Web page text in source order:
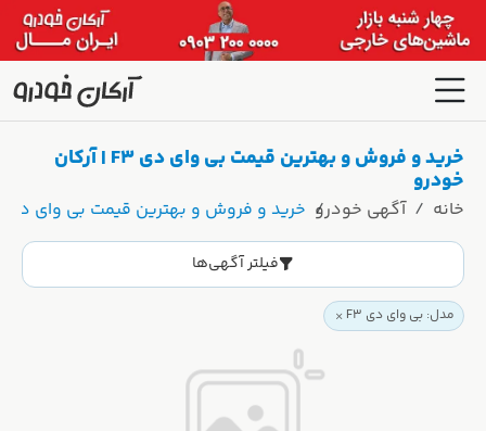
خرید و فروش و بهترین قیمت بی وای دی F3 | آرکان
خودرو
خانه آگهی خودرو خرید و فروش و بهترین قیمت بی وای دی F3 | آرکان خودرو
فیلتر آگهی‌ها
مدل: بی وای دی F3